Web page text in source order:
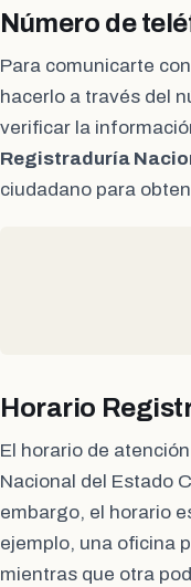
Número de
Para comunicarte
hacerlo a través del
verificar la
Registraduría
ciudadano para
Horario
El horario de
Nacional del Estado
embargo, el horario
ejemplo, una oficina
mientras que otra